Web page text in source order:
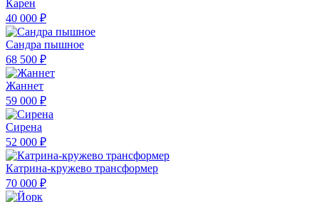
Карен
40 000 ₽
Сандра пышное
68 500 ₽
Жаннет
59 000 ₽
Сирена
52 000 ₽
Катрина-кружево трансформер
70 000 ₽